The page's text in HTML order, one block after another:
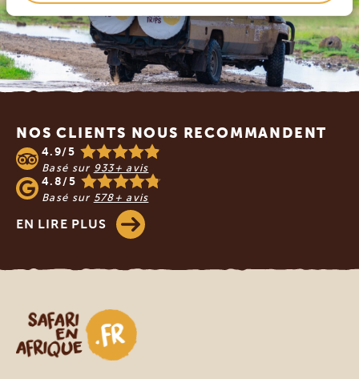
Footer
NOS CLIENTS NOUS RECOMMANDENT
4.9/5
Basé sur 933+ avis
4.8/5
Basé sur 578+ avis
EN LIRE PLUS
Safari en Afrique